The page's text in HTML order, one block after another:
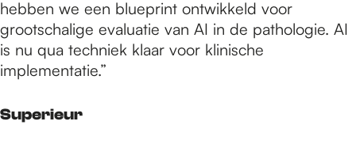
hebben we een blueprint ontwikkeld voor
grootschalige evaluatie van AI in de pathologie. AI
is nu qua techniek klaar voor klinische
implementatie.”
Superieur